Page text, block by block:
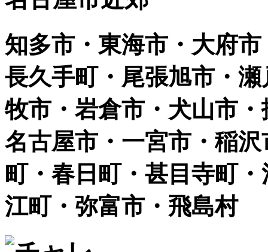
知多市・東海市・大府
長久手町・尾張旭市・
牧市・岩倉市・犬山市
名古屋市・一宮市・稲
町・春日町・甚目寺町
江町・弥富市・飛島村